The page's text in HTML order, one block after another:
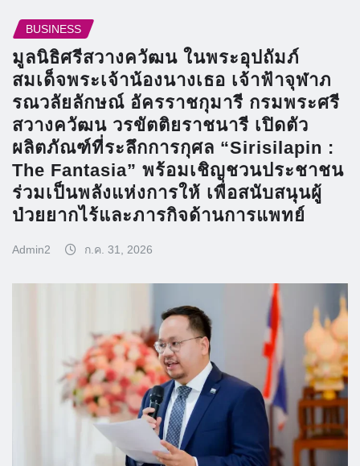
BUSINESS
มูลนิธิศรีสวางควัฒน ในพระอุปถัมภ์
สมเด็จพระเจ้าน้องนางเธอ เจ้าฟ้าจุฬาภ
รณวลัยลักษณ์ อัครราชกุมารี กรมพระศรี
สวางควัฒน วรขัตติยราชนารี เปิดตัว
ผลิตภัณฑ์ที่ระลึกการกุศล “Sirisilapin :
The Fantasia” พร้อมเชิญชวนประชาชน
ร่วมเป็นพลังแห่งการให้ เพื่อสนับสนุนผู้
ป่วยยากไร้และภารกิจด้านการแพทย์
Admin2 ก.ค. 31, 2026